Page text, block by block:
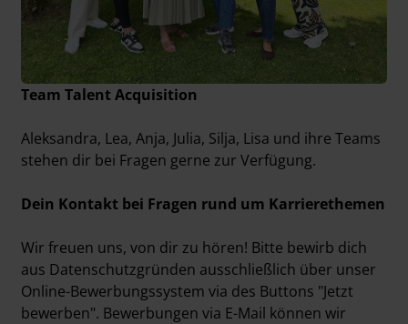
Team Talent Acquisition
Aleksandra, Lea, Anja, Julia, Silja, Lisa und ihre Teams
stehen dir bei Fragen gerne zur Verfügung.
Dein Kontakt bei Fragen rund um Karrierethemen
Wir freuen uns, von dir zu hören! Bitte bewirb dich
aus Datenschutzgründen ausschließlich über unser
Online-Bewerbungssystem via des Buttons "Jetzt
bewerben". Bewerbungen via E-Mail können wir